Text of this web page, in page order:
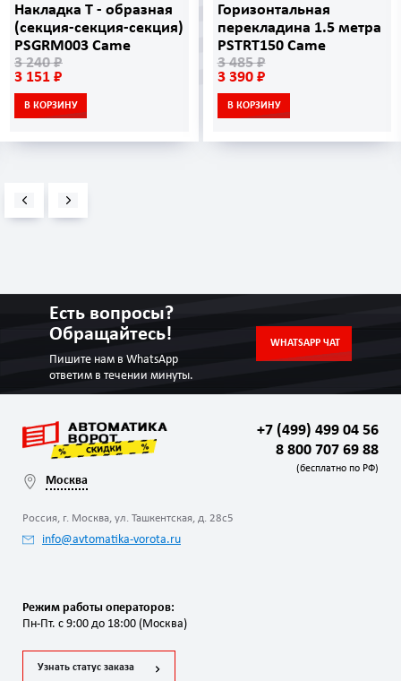
Накладка Т - образная
(секция-секция-секция)
PSGRM003 Came
3 240 ₽
3 151 ₽
В КОРЗИНУ
Горизонтальная
перекладина 1.5 метра
PSTRT150 Came
3 485 ₽
3 390 ₽
В КОРЗИНУ
Есть вопросы?
Обращайтесь!
Пишите нам в WhatsApp
ответим в течении минуты.
WHATSAPP ЧАТ
Москва
Россия, г. Москва, ул. Ташкентская, д. 28с5
info@avtomatika-vorota.ru
+7 (499) 499 04 56
8 800 707 69 88
(бесплатно по РФ)
Режим работы операторов:
Пн-Пт. с 9:00 до 18:00 (Москва)
Узнать статус заказа